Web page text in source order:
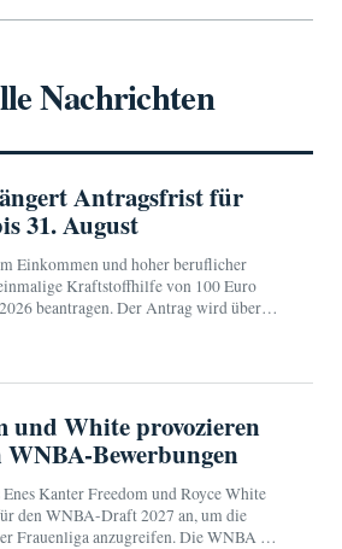
Nachrichten
Antragsfrist für
31. August
Einkommen und hoher beruflicher
Kraftstoffhilfe von 100 Euro
beantragen. Der Antrag wird über
und White provozieren
Bewerbungen
Kanter Freedom und Royce White
den WNBA-Draft 2027 an, um die
Frauenliga anzugreifen. Die WNBA hat